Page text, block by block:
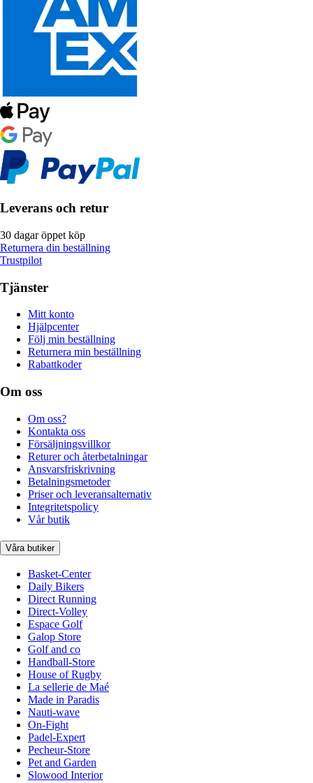
Leverans och retur
30 dagar öppet köp
Returnera din beställning
Trustpilot
Tjänster
Mitt konto
Hjälpcenter
Följ min beställning
Returnera min beställning
Rabattkoder
Om oss
Om oss?
Kontakta oss
Försäljningsvillkor
Returer och återbetalningar
Ansvarsfriskrivning
Betalningsmetoder
Priser och leveransalternativ
Integritetspolicy
Vår butik
Våra butiker
Basket-Center
Daily Bikers
Direct Running
Direct-Volley
Espace Golf
Galop Store
Golf and co
Handball-Store
House of Rugby
La sellerie de Maé
Made in Paradis
Nauti-wave
On-Fight
Padel-Expert
Pecheur-Store
Pet and Garden
Slowood Interior